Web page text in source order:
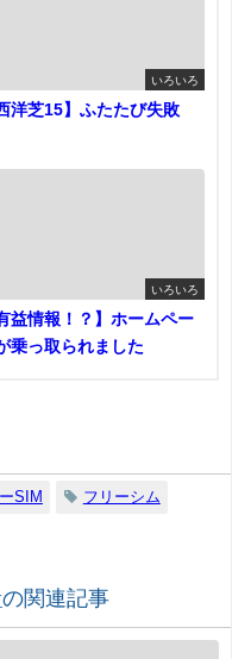
いろいろ
洋芝15】ふたたび失敗
いろいろ
益情報！？】ホームペー
乗っ取られました
SIM フリーシム
の関連記事